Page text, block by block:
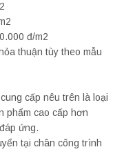
đ/m2
thuận tùy theo mẫu
cấp nêu trên là loại
phẩm cao cấp hơn
ứng.
tại chân công trình